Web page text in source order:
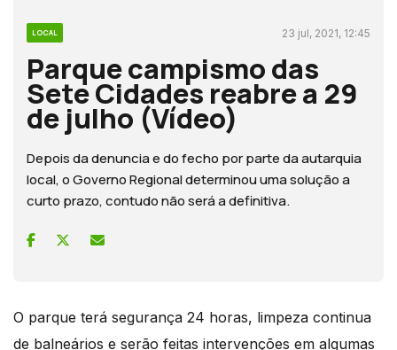
LOCAL 23 jul, 2021, 12:45
Parque campismo das
Sete Cidades reabre a 29
de julho (Vídeo)
Depois da denuncia e do fecho por parte da autarquia
local, o Governo Regional determinou uma solução a
curto prazo, contudo não será a definitiva.
O parque terá segurança 24 horas, limpeza continua
de balneários e serão feitas intervenções em algumas